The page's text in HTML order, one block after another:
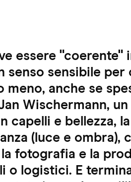
essere "coerente"
senso sensibile per
meno, anche se
Wischermann,
capelli e bellezza,
(luce e ombra),
fotografia e la
o logistici. E